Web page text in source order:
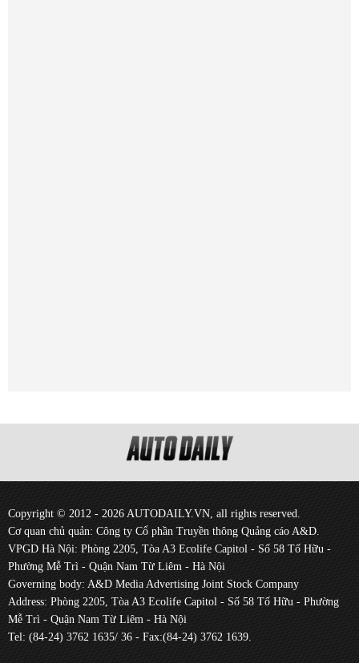
Copyright © 2012 - 2026 AUTODAILY.VN, all rights reserved.
Cơ quan chủ quản: Công ty Cổ phần Truyền thông Quảng cáo A&D.
VPGD Hà Nội: Phòng 2205, Tòa A3 Ecolife Capitol - Số 58 Tố Hữu -
Phường Mễ Trì - Quận Nam Từ Liêm - Hà Nội
Governing body: A&D Media Advertising Joint Stock Company
Address: Phòng 2205, Tòa A3 Ecolife Capitol - Số 58 Tố Hữu - Phường
Mễ Trì - Quận Nam Từ Liêm - Hà Nội
Tel: (84-24) 3762 1635/ 36 - Fax:(84-24) 3762 1639.